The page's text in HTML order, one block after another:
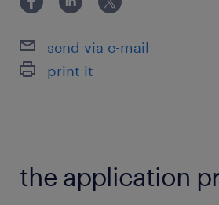
派遣先の特徴
流企業
大手物流グループだから「ドリ
send via e-mail
print it
the application